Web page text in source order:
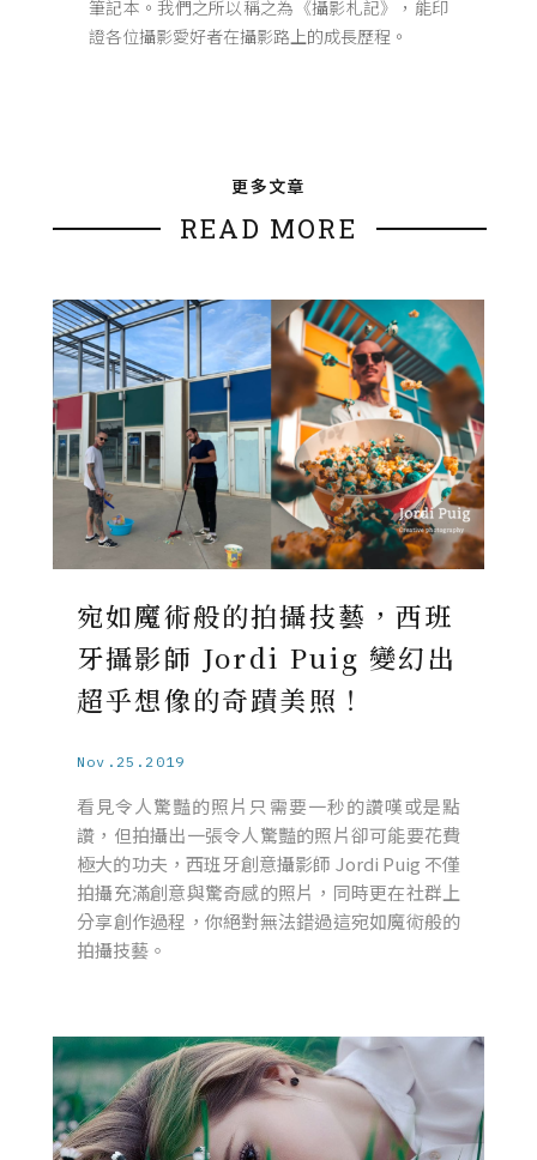
筆記本。我們之所以稱之為《攝影札記》，能印
證各位攝影愛好者在攝影路上的成長歷程。
更多文章
READ MORE
宛如魔術般的拍攝技藝，西班
牙攝影師 Jordi Puig 變幻出
超乎想像的奇蹟美照！
Nov.25.2019
看見令人驚豔的照片只需要一秒的讚嘆或是點
讚，但拍攝出一張令人驚豔的照片卻可能要花費
極大的功夫，西班牙創意攝影師 Jordi Puig 不僅
拍攝充滿創意與驚奇感的照片，同時更在社群上
分享創作過程，你絕對無法錯過這宛如魔術般的
拍攝技藝。